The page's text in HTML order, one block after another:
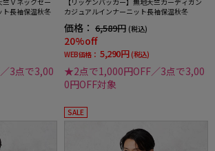
ト長袖保温秋冬
3点で3,00
カジュアルインナーニット長袖保温秋冬
価格： 6,589円 (税込)
20%off
WEB価格： 5,290円 (税込)
★2点で1,000円OFF／3点で3,00
0円OFF対象
SALE